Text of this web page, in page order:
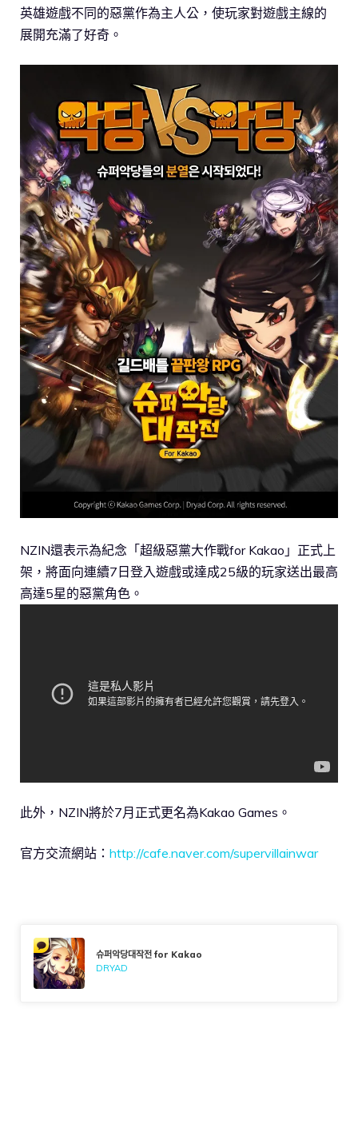
英雄遊戲不同的惡黨作為主人公，使玩家對遊戲主線的
展開充滿了好奇。
NZIN還表示為紀念「超級惡黨大作戰for Kakao」正式上
架，將面向連續7日登入遊戲或達成25級的玩家送出最高
高達5星的惡黨角色。
此外，NZIN將於7月正式更名為Kakao Games。
官方交流網站： http://cafe.naver.com/supervillainwar
슈퍼악당대작전 for Kakao
DRYAD